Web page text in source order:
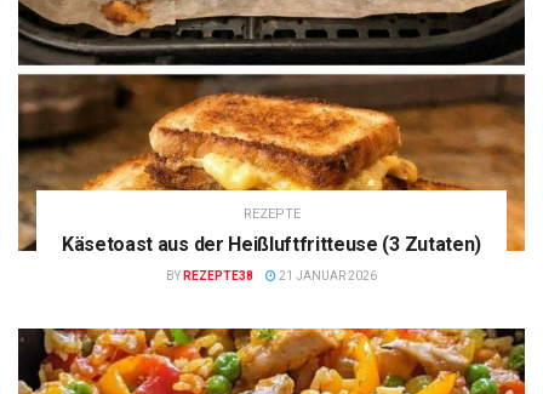
REZEPTE
Käsetoast aus der Heißluftfritteuse (3 Zutaten)
BY REZEPTE38 21 JANUAR 2026